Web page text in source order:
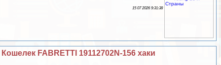
15 07 2026 9:31:38
Кошелек FABRETTI 19112702N-156 хаки